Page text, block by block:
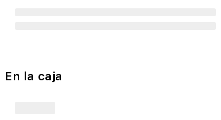
En la caja